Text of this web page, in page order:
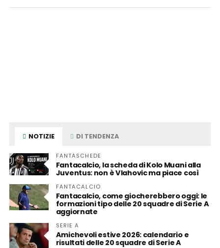
NOTIZIE DI TENDENZA
FANTASCHEDE
Fantacalcio, la scheda di Kolo Muani alla
Juventus: non è Vlahovic ma piace così
FANTACALCIO
Fantacalcio, come giocherebbero oggi: le
formazioni tipo delle 20 squadre di Serie A
aggiornate
SERIE A
Amichevoli estive 2026: calendario e
risultati delle 20 squadre di Serie A